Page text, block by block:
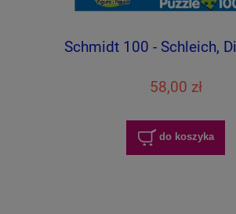
Schmidt 100 - Schleich,
58,00 zł
do koszyka